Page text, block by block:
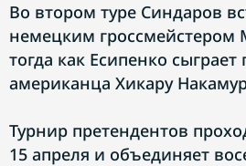
Во втором туре Синдаров
немецким гроссмейстером
тогда как Есипенко сыграет
американца Хикару
Турнир претендентов
15 апреля и объединяет